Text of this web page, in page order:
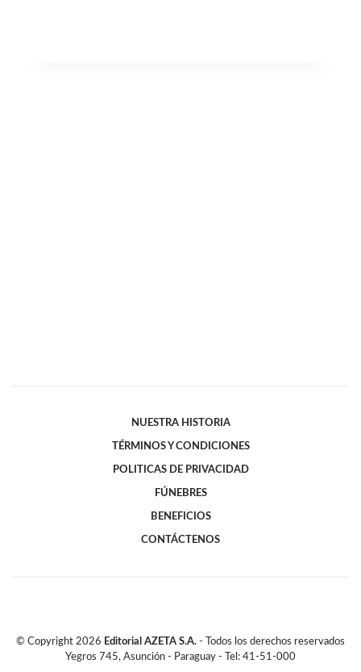
NUESTRA HISTORIA
TÉRMINOS Y CONDICIONES
POLITICAS DE PRIVACIDAD
FÚNEBRES
BENEFICIOS
CONTÁCTENOS
© Copyright 2026 Editorial AZETA S.A. - Todos los derechos reservados
Yegros 745, Asunción - Paraguay - Tel: 41-51-000